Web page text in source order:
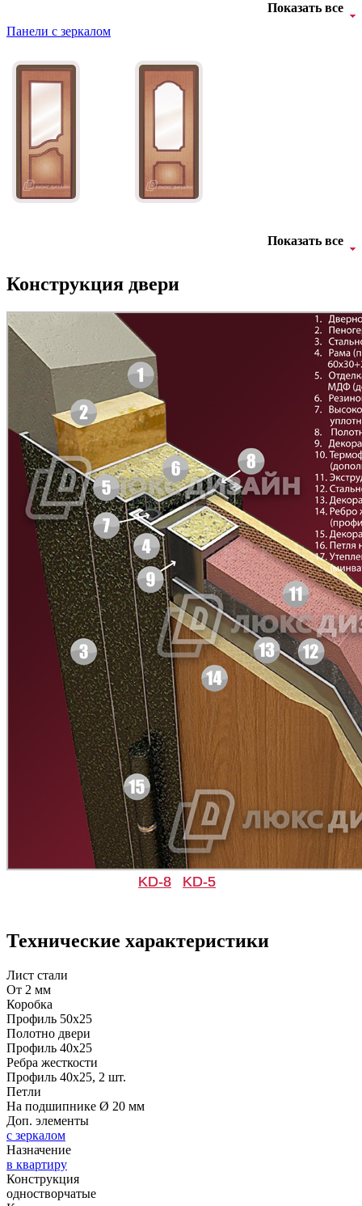
Бук Бавария
Орех темный
Дуб ясный Бук
Береза Дуб атланта
Дуб седой Белый
Б-35 3
БНТ БУК БАВАРИЯ
Д-11 Н Д-11 С
Д-11 СС Д-15 60
Д-35 С
Показать все
Панели с зеркалом
Показать все
Конструкция двери
KD-8 KD-5
Технические характеристики
Лист стали
От 2 мм
Коробка
Профиль 50х25
Полотно двери
Профиль 40х25
Ребра жесткости
Профиль 40х25, 2 шт.
Петли
На подшипнике Ø 20 мм
Доп. элементы
с зеркалом
Назначение
в квартиру
Конструкция
одностворчатые